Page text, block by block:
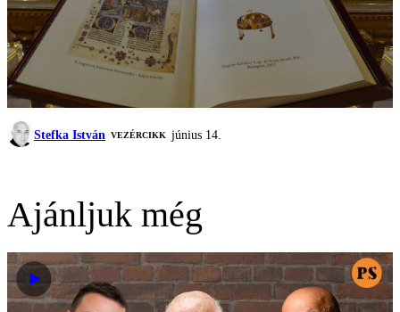
Stefka István VEZÉRCIKK június 14.
Ajánljuk még